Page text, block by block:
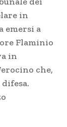
in
emersi a
Flaminio
in
che,